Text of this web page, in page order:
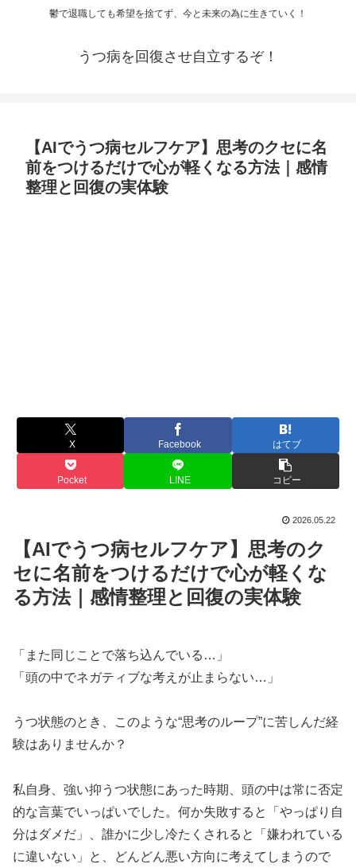
鬱で退職しても希望を捨てず、今と未来の為に生きていく！
うつ病を回復させ自立するぞ！
【AIでうつ病セルフケア】思考のクセに名
前をつけるだけで心が軽くなる方法｜感情
整理と回復の実体験
X Facebook はてブ
Pocket LINE コピー
2026.05.22
【AIでうつ病セルフケア】思考のク
セに名前をつけるだけで心が軽くな
る方法｜感情整理と回復の実体験
「また同じことで落ち込んでいる…」
「頭の中でネガティブな考えが止まらない…」
うつ状態のとき、このような“思考のループ”に苦しんだ経
験はありませんか？
私自身、強い抑うつ状態にあった時期、頭の中は常に否定
的な言葉でいっぱいでした。何か失敗すると「やっぱり自
分はダメだ」、誰かに少し冷たくされると「嫌われている
に違いない」と、どんどん悪い方向に考えてしまうので